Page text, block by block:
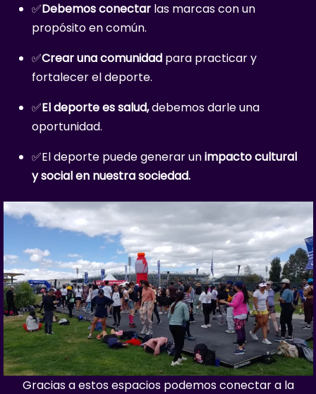
✅Debemos conectar las marcas con un
propósito en común.
✅Crear una comunidad para practicar y
fortalecer el deporte.
✅El deporte es salud,debemos darle una
oportunidad.
✅El deporte puede generar unimpacto cultural
y social en nuestra sociedad.
Gracias a estos espacios podemos conectar a la